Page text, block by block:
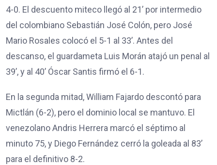
4-0. El descuento miteco llegó al 21’ por intermedio
del colombiano Sebastián José Colón, pero José
Mario Rosales colocó el 5-1 al 33’. Antes del
descanso, el guardameta Luis Morán atajó un penal al
39’, y al 40’ Óscar Santis firmó el 6-1.
En la segunda mitad, William Fajardo descontó para
Mictlán (6-2), pero el dominio local se mantuvo. El
venezolano Andris Herrera marcó el séptimo al
minuto 75, y Diego Fernández cerró la goleada al 83’
para el definitivo 8-2.